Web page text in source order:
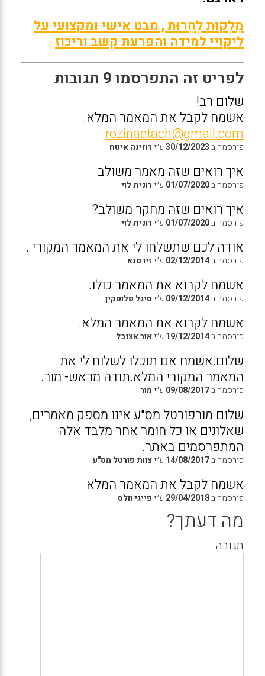
מִלְקוּת לְחֵרוּת , מבט אישי ומקצועי על
ליקויי למידה והפרעת קשב וריכוז
לפריט זה התפרסמו 9 תגובות
שלום רב!
אשמח לקבל את המאמר המלא.
rozinaetach@gmail.com
פורסמה ב30/12/2023ע״ירוזינה איטח
איך רואים שזה מאמר משולב
פורסמה ב01/07/2020 ע״ירונית לוי
איך רואים שזה מחקר משולב?
פורסמה ב01/07/2020 ע״ירונית לוי
אודה לכם שתשלחו לי את המאמר המקורי .
פורסמה ב02/12/2014 ע״יזיו טנא
אשמח לקרוא את המאמר כולו.
פורסמה ב09/12/2014 ע״יסיגל פלוטקין
אשמח לקרוא את המאמר המלא.
פורסמה ב19/12/2014 ע״יאור אצובל
שלום.אשמח אם תוכלו לשלוח לי את
המאמר המקורי המלא.תודה מראש- מור.
פורסמה ב09/08/2017 ע״ימור
שלום מורפורטל מס"ע אינו מספק מאמרים,
שאלונים או כל חומר אחר מלבד אלה
המתפרסמים באתר.
פורסמה ב14/08/2017 ע״יצוות פורטל מס"ע
אשמח לקבל את המאמר המלא
פורסמה ב29/04/2018 ע״יפייגי וולס
מה דעתך?
תגובה